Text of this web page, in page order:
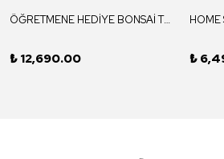
ÖĞRETMENE HEDİYE BONSAİ TERARYUM / ORION
₺ 12,690.00 ₺